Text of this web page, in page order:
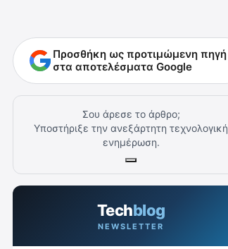
Προσθήκη ως προτιμώμενη πηγή
στα αποτελέσματα Google
Σου άρεσε το άρθρο;
Υποστήριξε την ανεξάρτητη τεχνολογική
ενημέρωση.
Techblog
NEWSLETTER